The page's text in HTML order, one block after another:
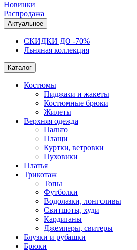
Новинки
Распродажа
Актуальное
СКИДКИ ДО -70%
Льняная коллекция
Каталог
Костюмы
Пиджаки и жакеты
Костюмные брюки
Жилеты
Верхняя одежда
Пальто
Плащи
Куртки, ветровки
Пуховики
Платья
Трикотаж
Топы
Футболки
Водолазки, лонгсливы
Свитшоты, худи
Кардиганы
Джемперы, свитеры
Блузки и рубашки
Брюки